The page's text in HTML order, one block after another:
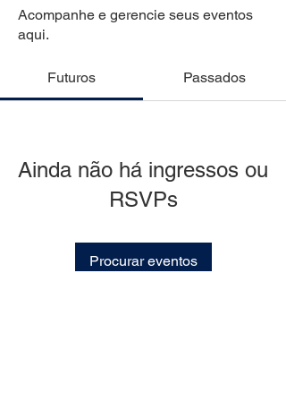
Acompanhe e gerencie seus eventos
aqui.
Futuros Passados
Ainda não há ingressos ou
RSVPs
Procurar eventos